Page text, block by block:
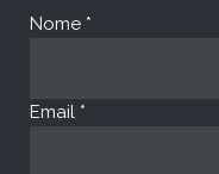
Nome *
Email *